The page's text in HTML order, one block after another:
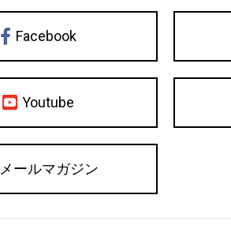
Facebook
Youtube
メールマガジン